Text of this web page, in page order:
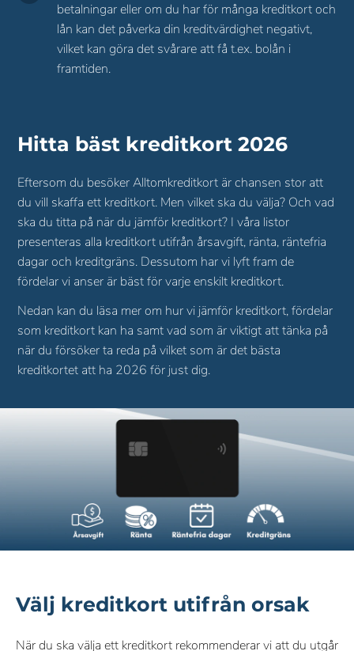
betalningar eller om du har för många kreditkort och
lån kan det påverka din kreditvärdighet negativt,
vilket kan göra det svårare att få t.ex. bolån i
framtiden.
Hitta bäst kreditkort2026
Eftersom du besöker Alltomkreditkort är chansen stor att
du vill skaffa ett kreditkort. Men vilket ska du välja? Och vad
ska du titta på när du jämför kreditkort? I våra listor
presenteras alla kreditkort utifrån årsavgift, ränta, räntefria
dagar och kreditgräns. Dessutom har vi lyft fram de
fördelar vi anser är bäst för varje enskilt kreditkort.
Nedan kan du läsa mer om hur vi jämför kreditkort, fördelar
som kreditkort kan ha samt vad som är viktigt att tänka på
när du försöker ta reda på vilket som är det bästa
kreditkortet att ha 2026 för just dig.
Välj kreditkort utifrån orsak
När du ska välja ett kreditkort rekommenderar vi att du utgår